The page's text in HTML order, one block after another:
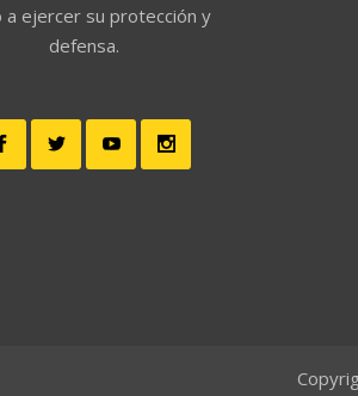
a ejercer su protección y
defensa.